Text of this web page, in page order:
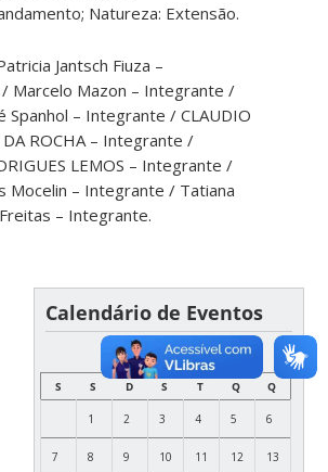
Natureza: Extensão.
Jantsch Fiuza –
Marcelo Mazon – Integrante /
Spanhol – Integrante / CLAUDIO
DA ROCHA – Integrante /
LEMOS – Integrante /
Mocelin – Integrante / Tatiana
– Integrante.
Calendário de Eventos
AGOSTO
S
S D S T Q Q
1 2 3 4 5 6
7 8 9 10 11 12 13